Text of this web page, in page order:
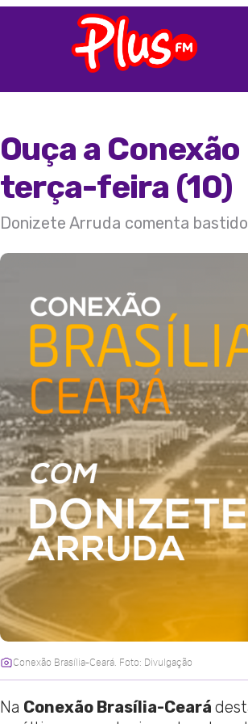
Ouça a
terça-feira (10)
Donizete Arruda comenta
Conexão Brasília-Ceará. Foto: Divulgação
Na Conexão Brasília-Ceará